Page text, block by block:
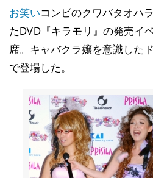
お笑いコンビのクワバタオハ
たDVD『キラモリ』の発売イ
席。キャバクラ嬢を意識した
で登場した。